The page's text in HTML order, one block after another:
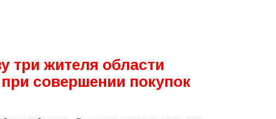
три жителя области
совершении покупок